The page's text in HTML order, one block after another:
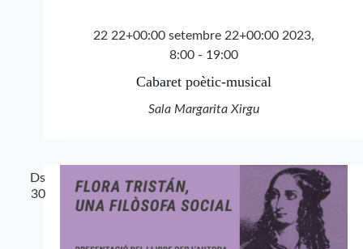
22 22+00:00 setembre 22+00:00 2023,
8:00- 19:00
Cabaret poètic-musical
Sala Margarita Xirgu
Ds
30